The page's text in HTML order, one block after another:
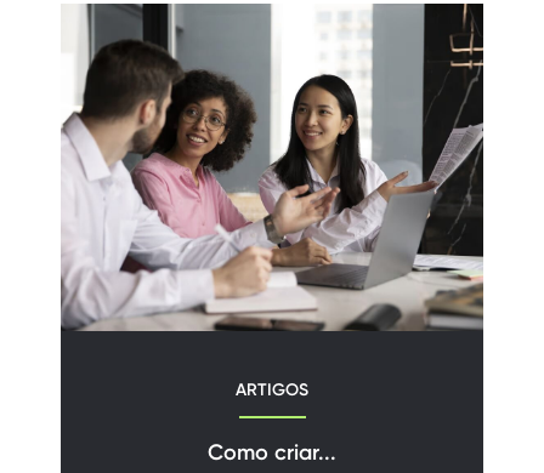
ARTIGOS
Como criar...